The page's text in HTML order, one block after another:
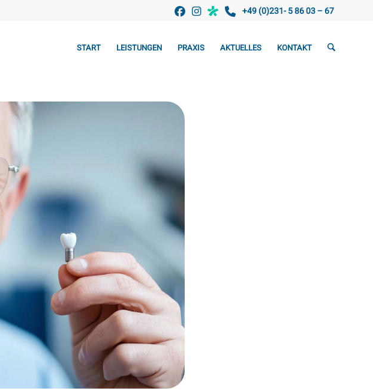
+49 (0)231- 5 86 03 – 67
START LEISTUNGEN PRAXIS AKTUELLES KONTAKT